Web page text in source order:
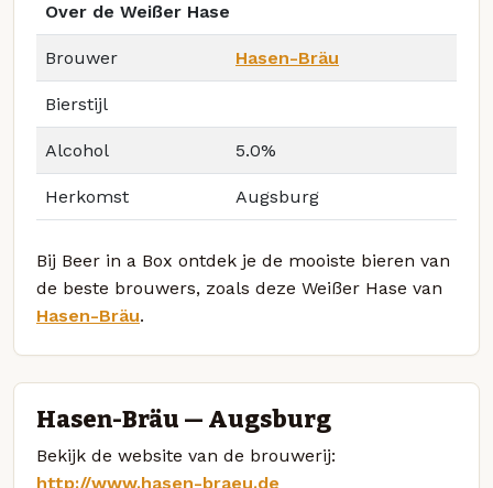
Over de Weißer Hase
Brouwer Hasen-Bräu
Bierstijl
Alcohol 5.0%
Herkomst Augsburg
Bij Beer in a Box ontdek je de mooiste bieren van
de beste brouwers, zoals deze Weißer Hase van
Hasen-Bräu.
Hasen-Bräu — Augsburg
Bekijk de website van de brouwerij:
http://www.hasen-braeu.de